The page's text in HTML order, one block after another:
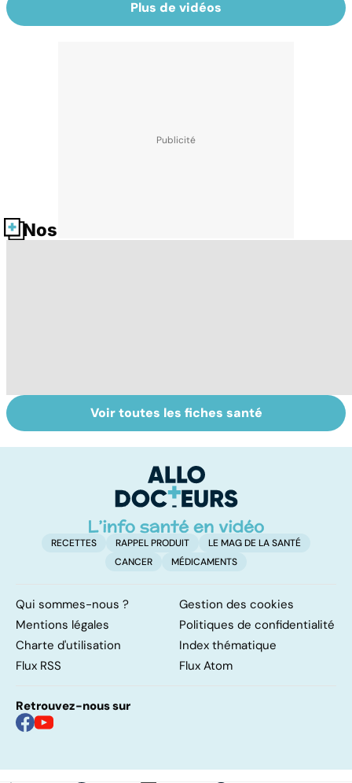
Plus de vidéos
Nos fiches santé
drépanocytose,
Myopathie de
Duchenne : la
l'enfant la plus
fréquente
Voir toutes les fiches santé
RECETTES RAPPEL PRODUIT
LE MAG DE LA SANTÉ
CANCER
MÉDICAMENTS
Qui sommes-nous ?
Gestion des cookies
Mentions légales
Politiques de confidentialité
Charte d'utilisation
Index thématique
Flux RSS
Flux Atom
Retrouvez-nous sur